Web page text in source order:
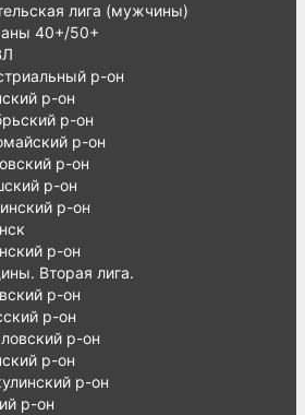
лига (мужчины)
40+/50+
р-он
р-он
р-он
р-он
р-он
р-он
р-он
р-он
Вторая лига.
р-он
р-он
р-он
р-он
р-он
р-он